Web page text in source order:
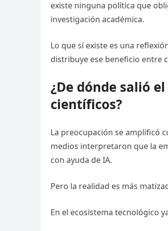
existe ninguna política que
investigación académica.
Lo que sí existe es una
distribuye ese beneficio entre
¿De dónde salió
científicos?
La preocupación se amplificó
medios interpretaron que la
con ayuda de IA.
Pero la realidad es más
En el ecosistema tecnológico